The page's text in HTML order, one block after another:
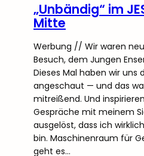
„Unbändig“ im
Mitte
Werbung // Wir waren
Besuch, dem Jungen
Dieses Mal haben wir uns
angeschaut — und das
mitreißend. Und
Gespräche mit meinem
ausgelöst, dass ich
bin. Maschinenraum für
geht es…